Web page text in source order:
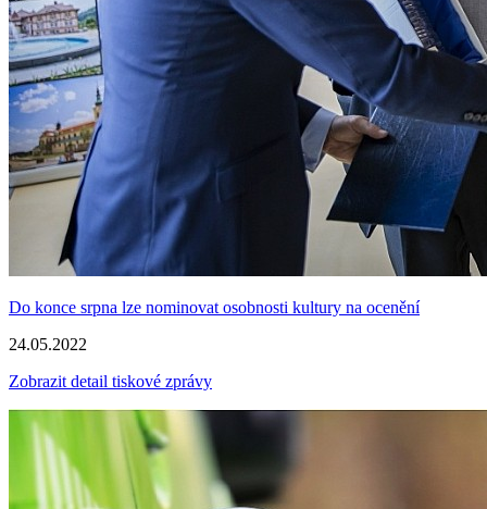
Do konce srpna lze nominovat osobnosti kultury na ocenění
24.05.2022
Zobrazit detail tiskové zprávy